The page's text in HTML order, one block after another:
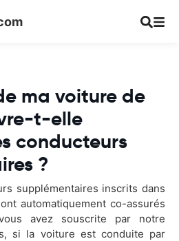
ma voiture de
t-elle
conducteurs
?
supplémentaires inscrits dans
automatiquement co-assurés
avez souscrite par notre
si la voiture est conduite par